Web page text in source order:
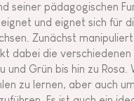
seiner pädagogischen
und eignet sich für
Zunächst
dabei die verschiedenen
und Grün bis hin zu
zu lernen, aber auch